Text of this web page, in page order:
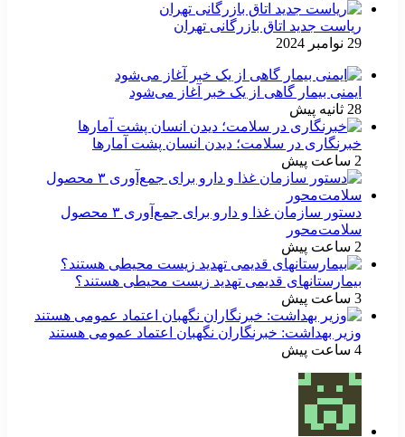
ریاست جدید اتاق بازرگانی تهران
29 نوامبر 2024
ایمنی بیمار گاهی از یک خبر آغاز می‌شود
28 ثانیه پیش
خبرنگاری در سلامت؛ دیدن انسان پشت آمارها
2 ساعت پیش
دستور سازمان غذا و دارو برای جمع‌آوری ۳ محصول
سلامت‌محور
2 ساعت پیش
بیمارستانهای قدیمی تهدید زیست محیطی هستند؟
3 ساعت پیش
وزیر بهداشت: خبرنگاران نگهبان اعتماد عمومی هستند
4 ساعت پیش